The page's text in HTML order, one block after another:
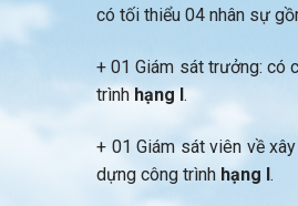
có tối thiểu 04 nhân sự
+ 01 Giám sát trưởng: có
trình hạng I .
+ 01 Giám sát viên về
dựng công trình hạng I .